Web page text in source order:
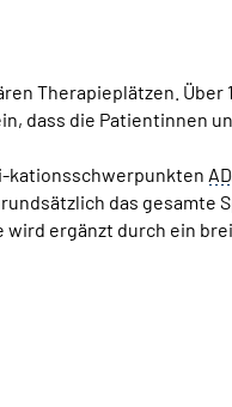
Therapieplätzen. Über
dass die Patientinnen
kationsschwerpunkten
das gesamte
ergänzt durch ein